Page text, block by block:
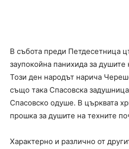
В събота преди Петдесетница
заупокойна панихида за душите
Този ден народът нарича
също така Спасовска
Спасовско одуше. В църквата
прошка за душите на техните
Характерно и различно от